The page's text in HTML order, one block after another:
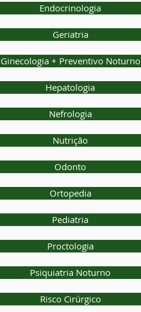
Endocrinologia
Geriatria
Ginecologia + Preventivo Noturno
Hepatologia
Nefrologia
Nutrição
Odonto
Ortopedia
Pediatria
Proctologia
Psiquiatria Noturno
Risco Cirúrgico